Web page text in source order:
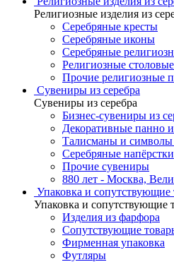
Религиозные изделия из
Серебряные кресты
Серебряные иконы
Серебряные
Религиозные
Прочие религиозные
Сувениры из серебра
Сувениры из серебра
Бизнес-сувениры из
Декоративные панно
Талисманы и символы
Серебряные напёрстки
Прочие сувениры
880 лет - Москва,
Упаковка и сопутствующие
Упаковка и сопутствующие
Изделия из фарфора
Сопутствующие
Фирменная упаковка
Футляры